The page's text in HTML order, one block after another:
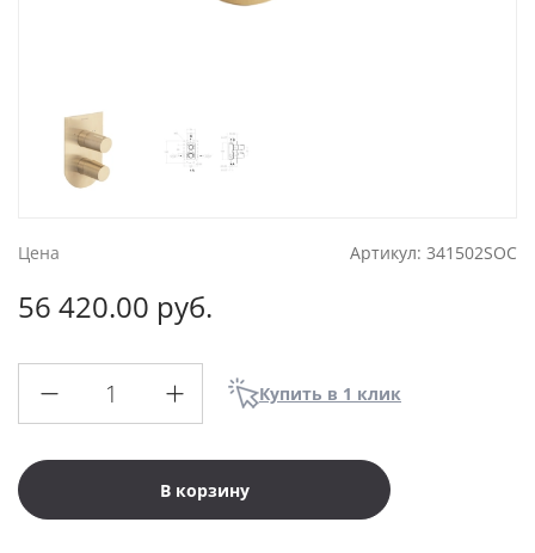
Цена Артикул: 341502SOC
56 420.00 руб.
В корзину
Купить в 1 клик